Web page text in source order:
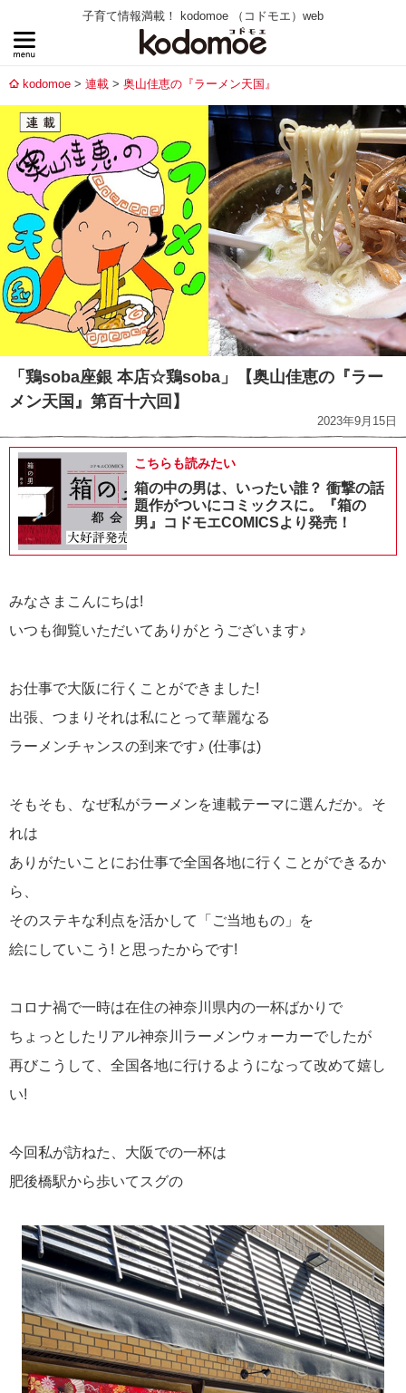
子育て情報満載！ kodomoe （コドモエ）web
kodomoe 連載 奥山佳恵の『ラーメン天国』
「鶏soba座銀 本店☆鶏soba」【奥山佳恵の『ラー
メン天国』第百十六回】
2023年9月15日
こちらも読みたい
箱の中の男は、いったい誰？ 衝撃の話
題作がついにコミックスに。『箱の
男』コドモエCOMICSより発売！
みなさまこんにちは!
いつも御覧いただいてありがとうございます♪
お仕事で大阪に行くことができました!
出張、つまりそれは私にとって華麗なる
ラーメンチャンスの到来です♪ (仕事は)
そもそも、なぜ私がラーメンを連載テーマに選んだか。そ
れは
ありがたいことにお仕事で全国各地に行くことができるか
ら、
そのステキな利点を活かして「ご当地もの」を
絵にしていこう! と思ったからです!
コロナ禍で一時は在住の神奈川県内の一杯ばかりで
ちょっとしたリアル神奈川ラーメンウォーカーでしたが
再びこうして、全国各地に行けるようになって改めて嬉し
い!
今回私が訪ねた、大阪での一杯は
肥後橋駅から歩いてスグの